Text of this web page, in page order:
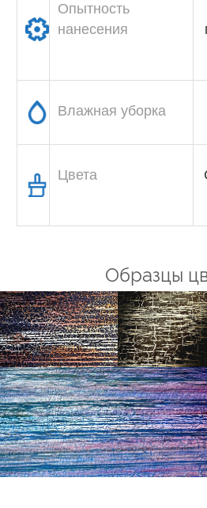
Опытность
нанесения
Влажная уборка
Цвета
Образцы